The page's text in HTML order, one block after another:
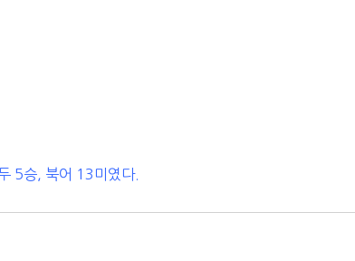
5승, 북어 13미였다.